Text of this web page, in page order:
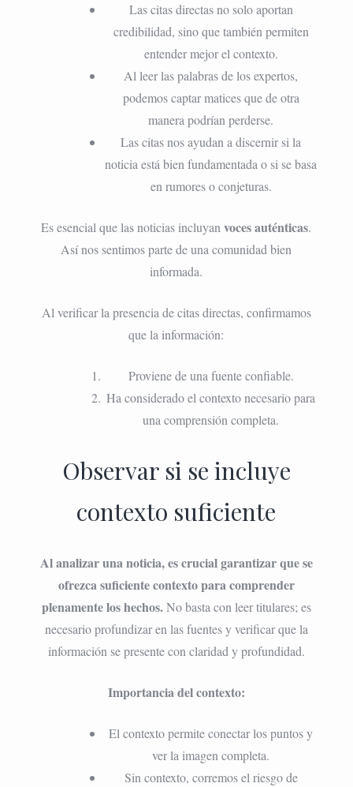
Las citas directas no solo aportan
credibilidad, sino que también permiten
entender mejor el contexto.
Al leer las palabras de los expertos,
podemos captar matices que de otra
manera podrían perderse.
Las citas nos ayudan a discernir si la
noticia está bien fundamentada o si se basa
en rumores o conjeturas.
Es esencial que las noticias incluyanvoces auténticas.
Así nos sentimos parte de una comunidad bien
informada.
Al verificar la presencia de citas directas, confirmamos
que la información:
Proviene de una fuente confiable.
Ha considerado el contexto necesario para
una comprensión completa.
Observar si se incluye
contexto suficiente
Al analizar una noticia, es crucial garantizar que se
ofrezca suficiente contexto para comprender
plenamente los hechos.No basta con leer titulares; es
necesario profundizar en las fuentes y verificar que la
información se presente con claridad y profundidad.
Importancia del contexto:
El contexto permite conectar los puntos y
ver la imagen completa.
Sin contexto, corremos el riesgo de